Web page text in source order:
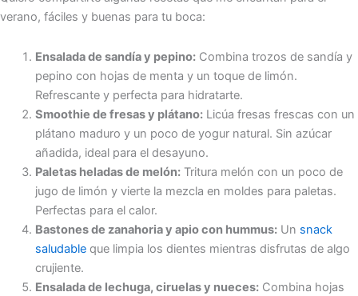
verano, fáciles y buenas para tu boca:
Ensalada de sandía y pepino:Combina trozos de sandía y
pepino con hojas de menta y un toque de limón.
Refrescante y perfecta para hidratarte.
Smoothie de fresas y plátano:Licúa fresas frescas con un
plátano maduro y un poco de yogur natural. Sin azúcar
añadida, ideal para el desayuno.
Paletas heladas de melón:Tritura melón con un poco de
jugo de limón y vierte la mezcla en moldes para paletas.
Perfectas para el calor.
Bastones de zanahoria y apio con hummus:Un snack
saludableque limpia los dientes mientras disfrutas de algo
crujiente.
Ensalada de lechuga, ciruelas y nueces:Combina hojas